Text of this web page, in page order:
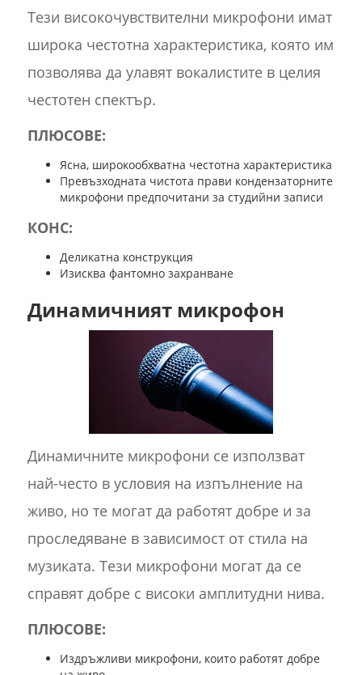
Тези високочувствителни микрофони имат
широка честотна характеристика, която им
позволява да улавят вокалистите в целия
честотен спектър.
ПЛЮСОВЕ:
Ясна, широкообхватна честотна характеристика
Превъзходната чистота прави кондензаторните
микрофони предпочитани за студийни записи
КОНС:
Деликатна конструкция
Изисква фантомно захранване
Динамичният микрофон
Динамичните микрофони се използват
най-често в условия на изпълнение на
живо, но те могат да работят добре и за
проследяване в зависимост от стила на
музиката. Тези микрофони могат да се
справят добре с високи амплитудни нива.
ПЛЮСОВЕ:
Издръжливи микрофони, които работят добре